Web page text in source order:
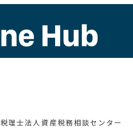
税理士法人資産税務相談センター